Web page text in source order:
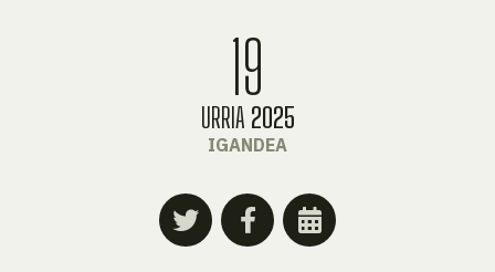
19
URRIA 2025
IGANDEA